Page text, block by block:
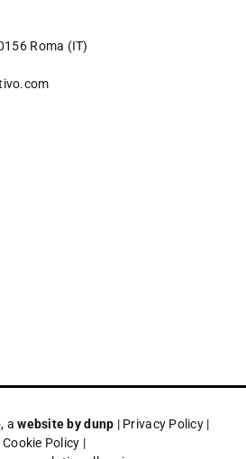
Roma (IT)
awebsite by dunp | Privacy Policy|
Cookie Policy |